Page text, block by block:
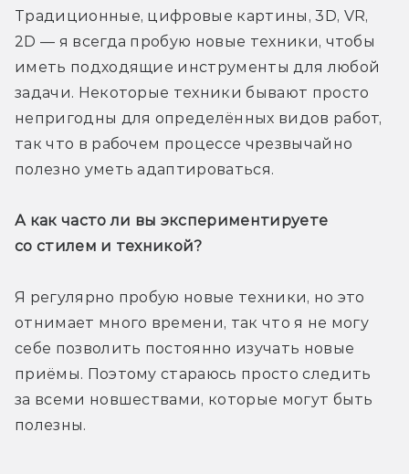
Традиционные, цифровые картины, 3D, VR,
2D — я всегда пробую новые техники, чтобы
иметь подходящие инструменты для любой
задачи. Некоторые техники бывают просто
непригодны для определённых видов работ,
так что в рабочем процессе чрезвычайно
полезно уметь адаптироваться.
А как часто ли вы экспериментируете
со стилем и техникой?
Я регулярно пробую новые техники, но это
отнимает много времени, так что я не могу
себе позволить постоянно изучать новые
приёмы. Поэтому стараюсь просто следить
за всеми новшествами, которые могут быть
полезны.